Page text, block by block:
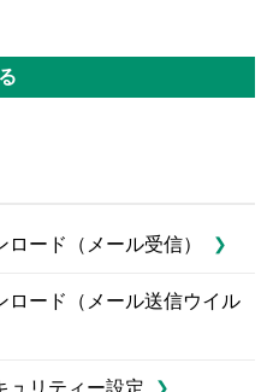
ロード（メール受信）
ロード（メール送信ウイル